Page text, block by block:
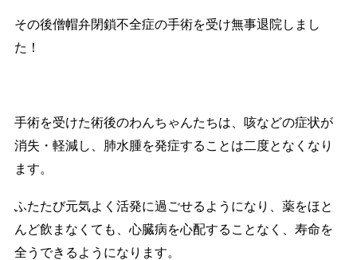
その後僧帽弁閉鎖不全症の手術を受け無事退院しまし
た！
手術を受けた術後のわんちゃんたちは、咳などの症状が
消失・軽減し、肺水腫を発症することは二度となくなり
ます。
ふたたび元気よく活発に過ごせるようになり、薬をほと
んど飲まなくても、心臓病を心配することなく、寿命を
全うできるようになります。